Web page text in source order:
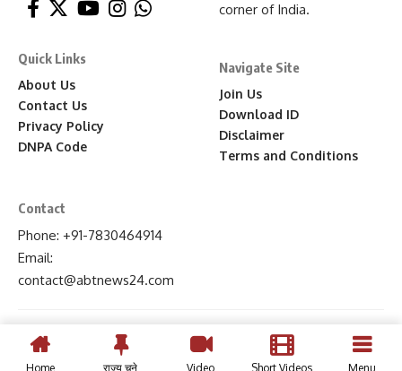
corner of India.
Quick Links
About Us
Contact Us
Privacy Policy
DNPA Code
Navigate Site
Join Us
Download ID
Disclaimer
Terms and Conditions
Contact
Phone: +91-7830464914
Email:
contact@abtnews24.com
Home राज्य चुने Video Short Videos Menu